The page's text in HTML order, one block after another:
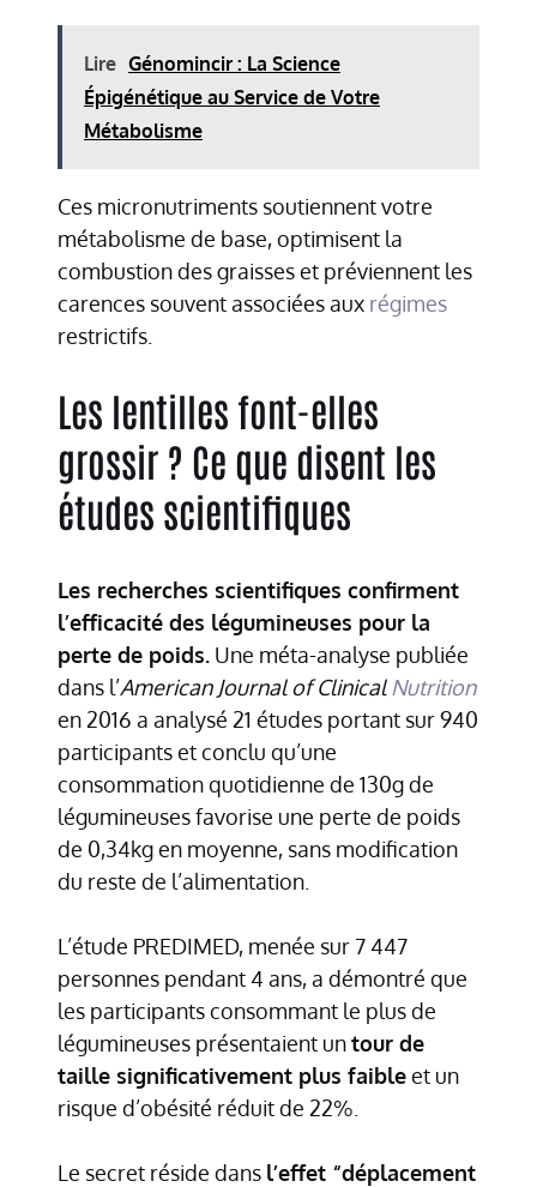
Lire Génomincir : La Science
Épigénétique au Service de Votre
Métabolisme
Ces micronutriments soutiennent votre
métabolisme de base, optimisent la
combustion des graisses et préviennent les
carences souvent associées aux régimes
restrictifs.
Les lentilles font-elles
grossir ? Ce que disent les
études scientifiques
Les recherches scientifiques confirment
l’efficacité des légumineuses pour la
perte de poids. Une méta-analyse publiée
dans l’American Journal of Clinical Nutrition
en 2016 a analysé 21 études portant sur 940
participants et conclu qu’une
consommation quotidienne de 130g de
légumineuses favorise une perte de poids
de 0,34kg en moyenne, sans modification
du reste de l’alimentation.
L’étude PREDIMED, menée sur 7 447
personnes pendant 4 ans, a démontré que
les participants consommant le plus de
légumineuses présentaient untour de
taille significativement plus faibleet un
risque d’obésité réduit de 22%.
Le secret réside dans l’effet “déplacement